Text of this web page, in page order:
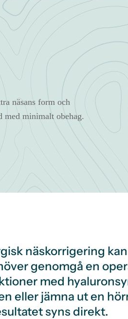
näsans form och
med minimalt obehag.
näskorrigering
genomgå en
med
eller jämna ut en
syns direkt.